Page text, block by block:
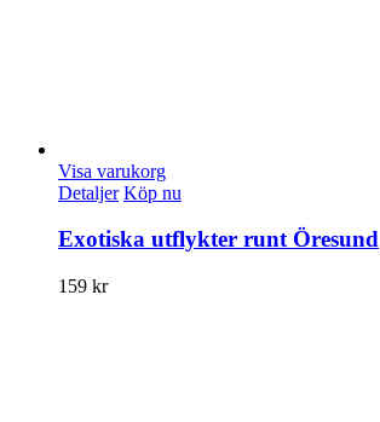
Visa varukorg
Detaljer Köp nu
Exotiska utflykter runt Öresund
159 kr